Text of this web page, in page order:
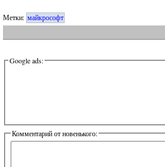
Метки: майкрософт
Google ads:
Комментарий от новенького: